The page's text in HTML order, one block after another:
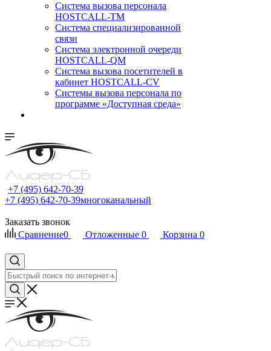
Система вызова персонала
HOSTCALL-TM
Система специализированной
связи
Система электронной очереди
HOSTCALL-QM
Cистема вызова посетителей в
кабинет HOSTCALL-CV
Системы вызова персонала по
программе «Доступная среда»
+7 (495) 642-70-39
+7 (495) 642-70-39многоканальный
Заказать звонок
Сравнение0 Отложенные 0 Корзина 0